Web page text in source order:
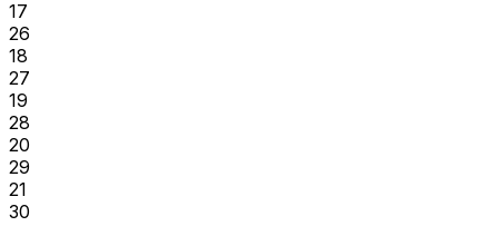
17
26
18
27
19
28
20
29
21
30